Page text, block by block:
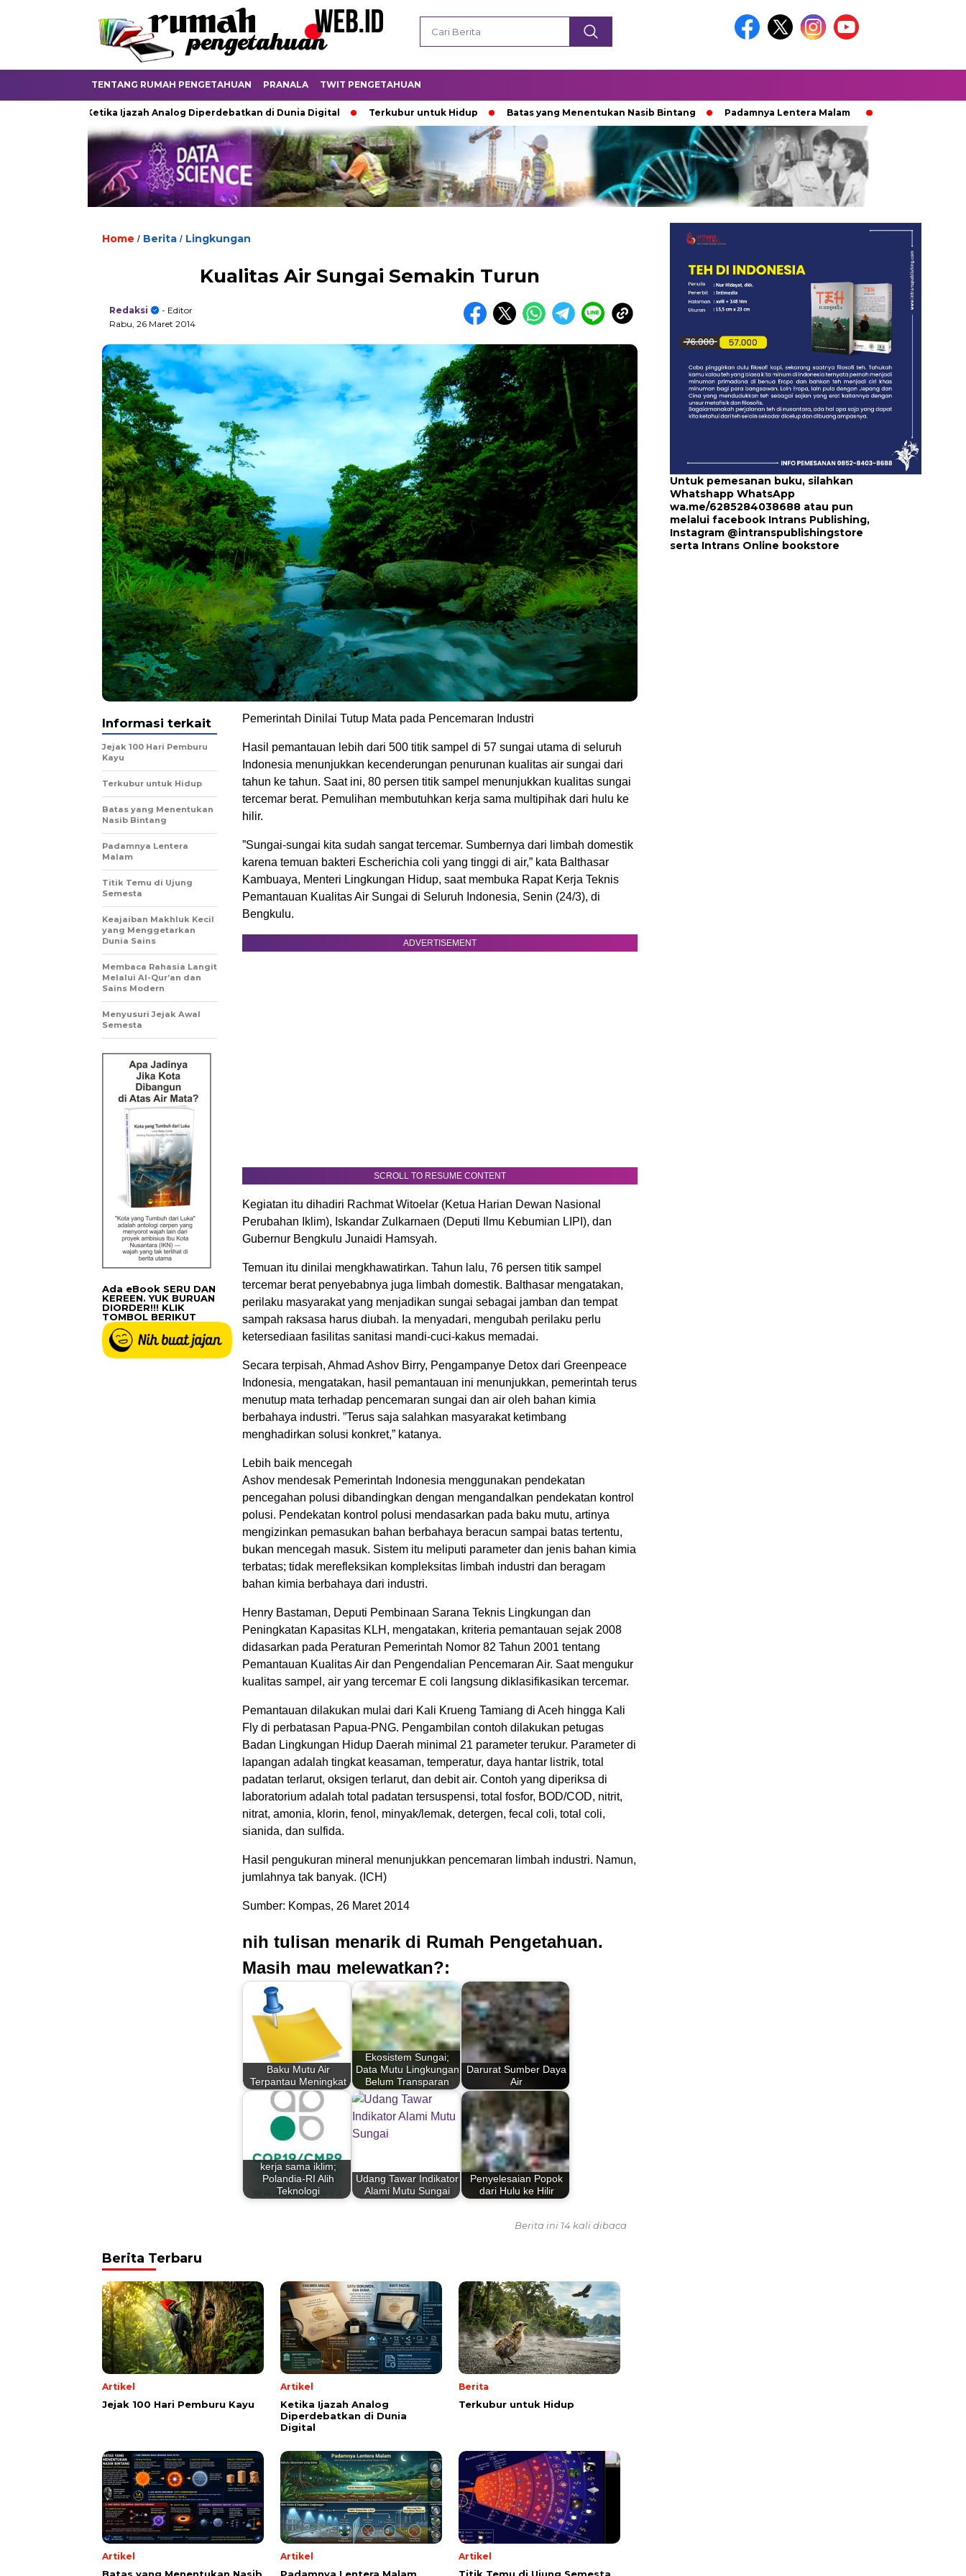
TENTANG RUMAH PENGETAHUAN PRANALA TWIT PENGETAHUAN
Ketika Ijazah Analog Diperdebatkan di Dunia Digital Terkubur untuk Hidup Batas yang Menentukan Nasib Bintang Padamnya Lentera Malam Jejak 100 Hari Pemburu
Home / Berita / Lingkungan
Kualitas Air Sungai Semakin Turun
Redaksi
- Editor
Rabu, 26 Maret 2014
Pemerintah Dinilai Tutup Mata pada Pencemaran Industri
Hasil pemantauan lebih dari 500 titik sampel di 57 sungai utama di seluruh
Indonesia menunjukkan kecenderungan penurunan kualitas air sungai dari
tahun ke tahun. Saat ini, 80 persen titik sampel menunjukkan kualitas sungai
tercemar berat. Pemulihan membutuhkan kerja sama multipihak dari hulu ke
hilir.
”Sungai-sungai kita sudah sangat tercemar. Sumbernya dari limbah domestik
karena temuan bakteri Escherichia coli yang tinggi di air,” kata Balthasar
Kambuaya, Menteri Lingkungan Hidup, saat membuka Rapat Kerja Teknis
Pemantauan Kualitas Air Sungai di Seluruh Indonesia, Senin (24/3), di
Bengkulu.
ADVERTISEMENT
SCROLL TO RESUME CONTENT
Kegiatan itu dihadiri Rachmat Witoelar (Ketua Harian Dewan Nasional
Perubahan Iklim), Iskandar Zulkarnaen (Deputi Ilmu Kebumian LIPI), dan
Gubernur Bengkulu Junaidi Hamsyah.
Temuan itu dinilai mengkhawatirkan. Tahun lalu, 76 persen titik sampel
tercemar berat penyebabnya juga limbah domestik. Balthasar mengatakan,
perilaku masyarakat yang menjadikan sungai sebagai jamban dan tempat
sampah raksasa harus diubah. Ia menyadari, mengubah perilaku perlu
ketersediaan fasilitas sanitasi mandi-cuci-kakus memadai.
Secara terpisah, Ahmad Ashov Birry, Pengampanye Detox dari Greenpeace
Indonesia, mengatakan, hasil pemantauan ini menunjukkan, pemerintah terus
menutup mata terhadap pencemaran sungai dan air oleh bahan kimia
berbahaya industri. ”Terus saja salahkan masyarakat ketimbang
menghadirkan solusi konkret,” katanya.
Lebih baik mencegah
Ashov mendesak Pemerintah Indonesia menggunakan pendekatan
pencegahan polusi dibandingkan dengan mengandalkan pendekatan kontrol
polusi. Pendekatan kontrol polusi mendasarkan pada baku mutu, artinya
mengizinkan pemasukan bahan berbahaya beracun sampai batas tertentu,
bukan mencegah masuk. Sistem itu meliputi parameter dan jenis bahan kimia
terbatas; tidak merefleksikan kompleksitas limbah industri dan beragam
bahan kimia berbahaya dari industri.
Henry Bastaman, Deputi Pembinaan Sarana Teknis Lingkungan dan
Peningkatan Kapasitas KLH, mengatakan, kriteria pemantauan sejak 2008
didasarkan pada Peraturan Pemerintah Nomor 82 Tahun 2001 tentang
Pemantauan Kualitas Air dan Pengendalian Pencemaran Air. Saat mengukur
kualitas sampel, air yang tercemar E coli langsung diklasifikasikan tercemar.
Pemantauan dilakukan mulai dari Kali Krueng Tamiang di Aceh hingga Kali
Fly di perbatasan Papua-PNG. Pengambilan contoh dilakukan petugas
Badan Lingkungan Hidup Daerah minimal 21 parameter terukur. Parameter di
lapangan adalah tingkat keasaman, temperatur, daya hantar listrik, total
padatan terlarut, oksigen terlarut, dan debit air. Contoh yang diperiksa di
laboratorium adalah total padatan tersuspensi, total fosfor, BOD/COD, nitrit,
nitrat, amonia, klorin, fenol, minyak/lemak, detergen, fecal coli, total coli,
sianida, dan sulfida.
Hasil pengukuran mineral menunjukkan pencemaran limbah industri. Namun,
jumlahnya tak banyak. (ICH)
Sumber: Kompas, 26 Maret 2014
nih tulisan menarik di Rumah Pengetahuan.
Masih mau melewatkan?:
Baku Mutu Air
Terpantau Meningkat
Ekosistem Sungai;
Data Mutu Lingkungan
Belum Transparan
Darurat Sumber Daya
Air
kerja sama iklim;
Polandia-RI Alih
Teknologi
Udang Tawar Indikator
Alami Mutu Sungai
Penyelesaian Popok
dari Hulu ke Hilir
Informasi terkait
Jejak 100 Hari Pemburu
Kayu
Terkubur untuk Hidup
Batas yang Menentukan
Nasib Bintang
Padamnya Lentera
Malam
Titik Temu di Ujung
Semesta
Keajaiban Makhluk Kecil
yang Menggetarkan
Dunia Sains
Membaca Rahasia Langit
Melalui Al-Qur’an dan
Sains Modern
Menyusuri Jejak Awal
Semesta
Ada eBook SERU DAN
KEREEN. YUK BURUAN
DIORDER!!! KLIK
TOMBOL BERIKUT
Berita ini 14 kali dibaca
Berita Terbaru
Artikel
Jejak 100 Hari Pemburu Kayu
Artikel
Ketika Ijazah Analog
Diperdebatkan di Dunia
Digital
Berita
Terkubur untuk Hidup
Artikel Artikel Artikel
Untuk pemesanan buku, silahkan
Whatshapp WhatsApp
wa.me/6285284038688 atau pun
melalui facebook Intrans Publishing,
Instagram @intranspublishingstore
serta Intrans Online bookstore